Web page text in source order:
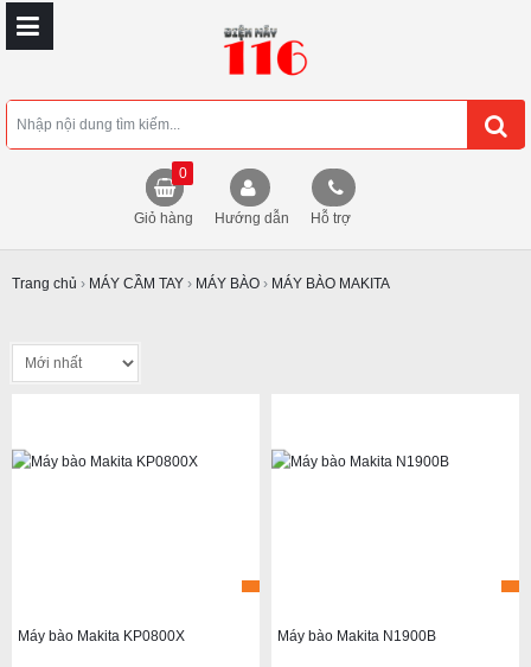
Giỏ hàng
0
Hướng dẫn Hỗ trợ
Trang chủ › MÁY CẦM TAY › MÁY BÀO › MÁY BÀO MAKITA
Máy bào Makita KP0800X Máy bào Makita N1900B